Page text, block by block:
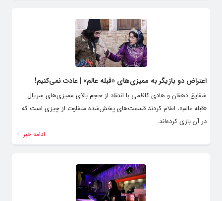
اعتراض دو بازیگر به ممیزی‌های «قبله عالم» | عادت نمی‌کنیم!
شقایق دهقان و هادی کاظمی با انتقاد از حجم بالای ممیزی‌های سریال
«قبله عالم»، اعلام کردند قسمت‌های پخش‌شده متفاوت از چیزی است که
در آن بازی کرده‌اند.
ادامه خبر